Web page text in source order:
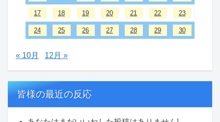
17 18 19 20 21 22 23
24 25 26 27 28 29 30
« 10月 12月 »
皆様の最近の反応